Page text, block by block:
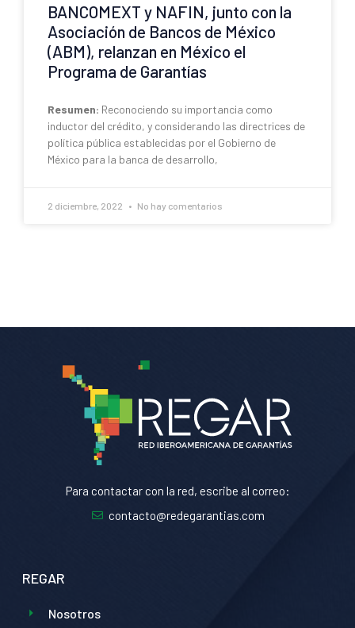
BANCOMEXT y NAFIN, junto con la
Asociación de Bancos de México
(ABM), relanzan en México el
Programa de Garantías
Resumen: Reconociendo su importancia como
inductor del crédito, y considerando las directrices de
política pública establecidas por el Gobierno de
México para la banca de desarrollo,
2 diciembre, 2022 No hay comentarios
Para contactar con la red, escribe al correo:
contacto@redegarantias.com
REGAR
Nosotros